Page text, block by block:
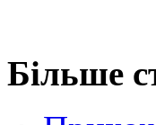
Більше